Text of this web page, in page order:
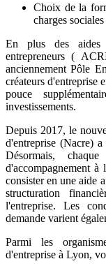
Choix de la
charges
En plus des aides
entrepreneurs (
anciennement Pôle
créateurs d'entreprise
pouce
investissements.
Depuis 2017, le
d'entreprise (Nacre)
Désormais,
d'accompagnement
consister en une aide
structuration
l'entreprise. Les
demande varient
Parmi les
d'entreprise à Lyon,